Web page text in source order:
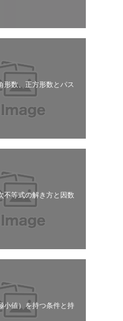
形数、正方形数とパス
不等式の解き方と因数
小値）を持つ条件と持